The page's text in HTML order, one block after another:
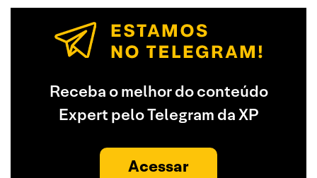
Receba o melhor do conteúdo
Expert pelo Telegram da XP
Acessar